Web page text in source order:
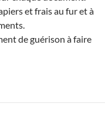
et frais au fur et à
de guérison à faire